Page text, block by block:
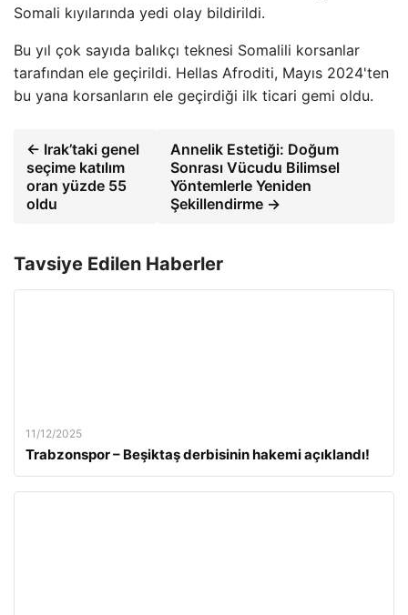
Somali kıyılarında yedi olay bildirildi.
Bu yıl çok sayıda balıkçı teknesi Somalili korsanlar
tarafından ele geçirildi. Hellas Afroditi, Mayıs 2024'ten
bu yana korsanların ele geçirdiği ilk ticari gemi oldu.
← Irak’taki genel
seçime katılım
oran yüzde 55
oldu
Annelik Estetiği: Doğum
Sonrası Vücudu Bilimsel
Yöntemlerle Yeniden
Şekillendirme →
Tavsiye Edilen Haberler
11/12/2025
Trabzonspor – Beşiktaş derbisinin hakemi açıklandı!